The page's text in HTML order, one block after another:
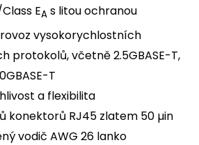
EA s litou ochranou
vysokorychlostních
protokolů, včetně 2.5GBASE-T,
T
a flexibilita
konektorů RJ45 zlatem 50 µin
vodič AWG 26 lanko